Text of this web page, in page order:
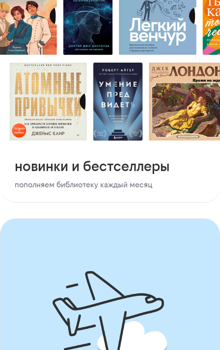
новинки и бестселлеры
пополняем библиотеку каждый месяц